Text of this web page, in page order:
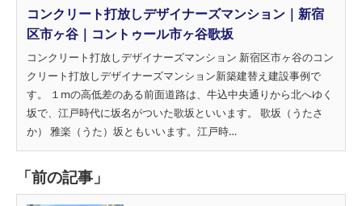
コンクリート打放しデザイナーズマンション｜新宿
区市ヶ谷｜コントゥール市ヶ谷歌坂
コンクリート打放しデザイナーズマンション 新宿区市ヶ谷のコン
クリート打放しデザイナーズマンション新築建替え建設事例で
す。 １mの高低差のある前面道路は、牛込中央通りから北へゆく
坂で、江戸時代に坂名がついた歌坂といいます。 歌坂（うたさ
か） 雅楽（うた）坂ともいいます。江戸時…
「前の記事」